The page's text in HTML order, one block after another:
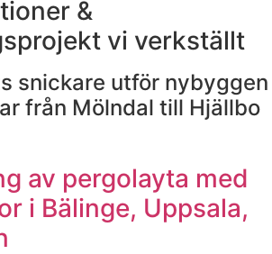
&
vi verkställt
snickare utför nybyggen
från Mölndal till Hjällbo
av pergolayta med
i Bälinge, Uppsala,